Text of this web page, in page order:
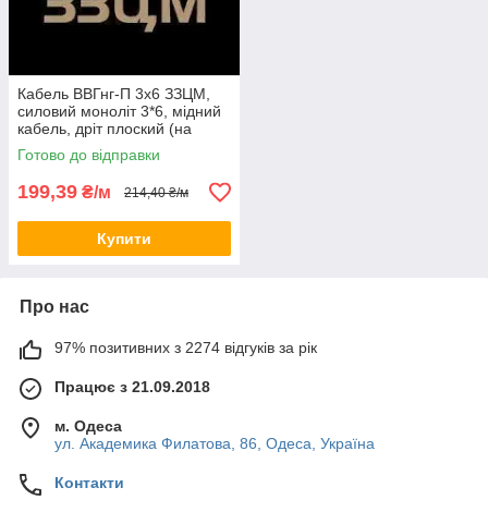
Кабель ВВГнг-П 3х6 ЗЗЦМ,
силовий моноліт 3*6, мідний
кабель, дріт плоский (на
відріз)
Готово до відправки
199,39 ₴/м 214,40 ₴/м
Купити
Про нас
97% позитивних з 2274 відгуків за рік
Працює з 21.09.2018
м. Одеса
ул. Академика Филатова, 86, Одеса, Україна
Контакти